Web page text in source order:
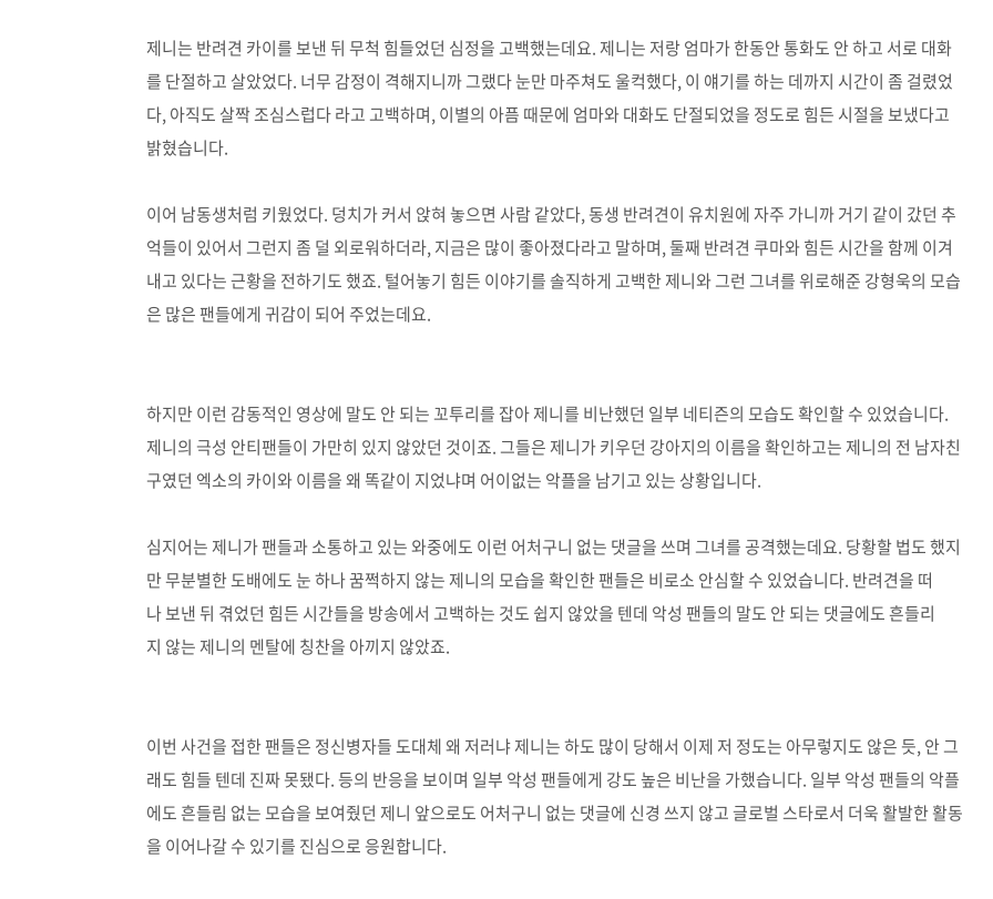
제니는 반려견 카이를 보낸 뒤 무척 힘들었던 심정을 고백했는데요. 제니는 저랑 엄마가 한동안 통화도 안 하고 서로 대화
를 단절하고 살았었다. 너무 감정이 격해지니까 그랬다 눈만 마주쳐도 울컥했다, 이 얘기를 하는 데까지 시간이 좀 걸렸었
다, 아직도 살짝 조심스럽다 라고 고백하며, 이별의 아픔 때문에 엄마와 대화도 단절되었을 정도로 힘든 시절을 보냈다고
밝혔습니다.
이어 남동생처럼 키웠었다. 덩치가 커서 앉혀 놓으면 사람 같았다, 동생 반려견이 유치원에 자주 가니까 거기 같이 갔던 추
억들이 있어서 그런지 좀 덜 외로워하더라, 지금은 많이 좋아졌다라고 말하며, 둘째 반려견 쿠마와 힘든 시간을 함께 이겨
내고 있다는 근황을 전하기도 했죠. 털어놓기 힘든 이야기를 솔직하게 고백한 제니와 그런 그녀를 위로해준 강형욱의 모습
은 많은 팬들에게 귀감이 되어 주었는데요.
하지만 이런 감동적인 영상에 말도 안 되는 꼬투리를 잡아 제니를 비난했던 일부 네티즌의 모습도 확인할 수 있었습니다.
제니의 극성 안티팬들이 가만히 있지 않았던 것이죠. 그들은 제니가 키우던 강아지의 이름을 확인하고는 제니의 전 남자친
구였던 엑소의 카이와 이름을 왜 똑같이 지었냐며 어이없는 악플을 남기고 있는 상황입니다.
심지어는 제니가 팬들과 소통하고 있는 와중에도 이런 어처구니 없는 댓글을 쓰며 그녀를 공격했는데요. 당황할 법도 했지
만 무분별한 도배에도 눈 하나 꿈쩍하지 않는 제니의 모습을 확인한 팬들은 비로소 안심할 수 있었습니다. 반려견을 떠
나 보낸 뒤 겪었던 힘든 시간들을 방송에서 고백하는 것도 쉽지 않았을 텐데 악성 팬들의 말도 안 되는 댓글에도 흔들리
지 않는 제니의 멘탈에 칭찬을 아끼지 않았죠.
이번 사건을 접한 팬들은 정신병자들 도대체 왜 저러냐 제니는 하도 많이 당해서 이제 저 정도는 아무렇지도 않은 듯, 안 그
래도 힘들 텐데 진짜 못됐다. 등의 반응을 보이며 일부 악성 팬들에게 강도 높은 비난을 가했습니다. 일부 악성 팬들의 악플
에도 흔들림 없는 모습을 보여줬던 제니 앞으로도 어처구니 없는 댓글에 신경 쓰지 않고 글로벌 스타로서 더욱 활발한 활동
을 이어나갈 수 있기를 진심으로 응원합니다.